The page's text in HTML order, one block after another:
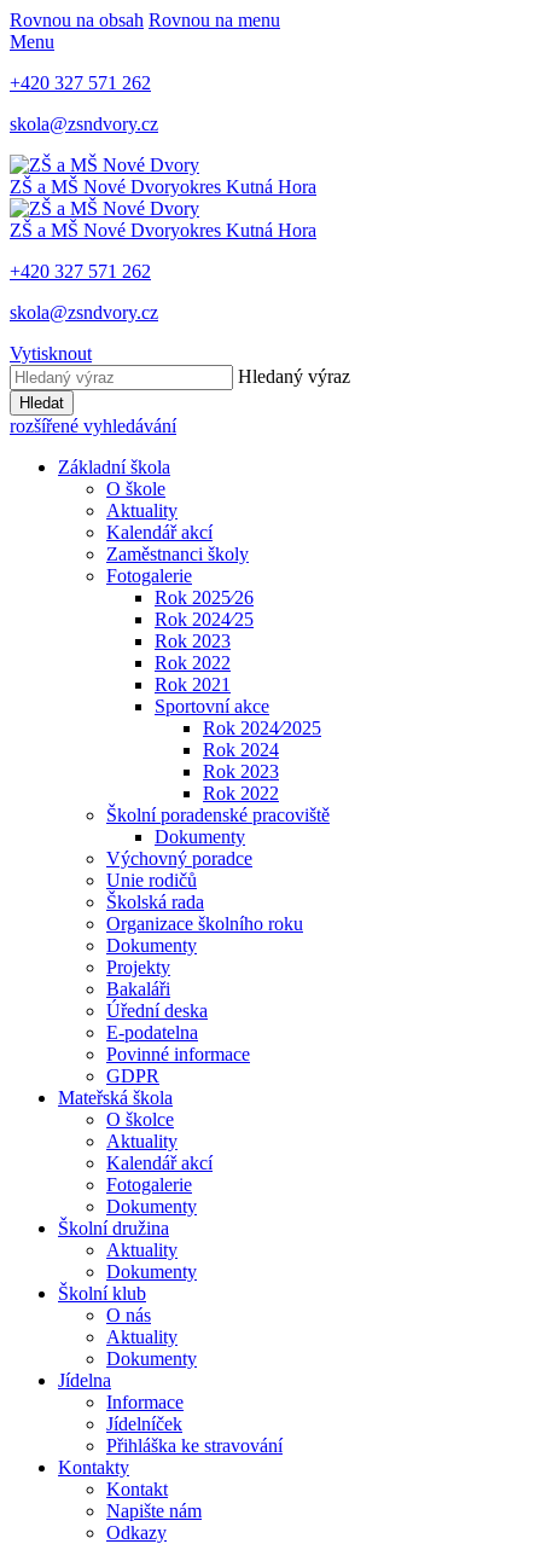
Rovnou na obsah Rovnou na menu
Menu
+420 327 571 262
skola@zsndvory.cz
ZŠ a MŠ Nové Dvoryokres Kutná Hora
ZŠ a MŠ Nové Dvoryokres Kutná Hora
+420 327 571 262
skola@zsndvory.cz
Vytisknout
Hledaný výraz
Hledat
rozšířené vyhledávání
Základní škola
O škole
Aktuality
Kalendář akcí
Zaměstnanci školy
Fotogalerie
Rok 2025⁄26
Rok 2024⁄25
Rok 2023
Rok 2022
Rok 2021
Sportovní akce
Rok 2024⁄2025
Rok 2024
Rok 2023
Rok 2022
Školní poradenské pracoviště
Dokumenty
Výchovný poradce
Unie rodičů
Školská rada
Organizace školního roku
Dokumenty
Projekty
Bakaláři
Úřední deska
E-podatelna
Povinné informace
GDPR
Mateřská škola
O školce
Aktuality
Kalendář akcí
Fotogalerie
Dokumenty
Školní družina
Aktuality
Dokumenty
Školní klub
O nás
Aktuality
Dokumenty
Jídelna
Informace
Jídelníček
Přihláška ke stravování
Kontakty
Kontakt
Napište nám
Odkazy